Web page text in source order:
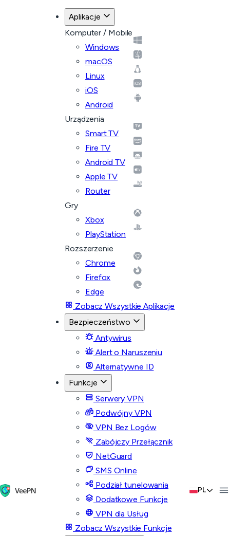
Aplikacje
Komputer / Mobile
Windows
macOS
Linux
iOS
Android
Urządzenia
Smart TV
Fire TV
Android TV
Apple TV
Router
Gry
Xbox
PlayStation
Rozszerzenie
Chrome
Firefox
Edge
Zobacz Wszystkie Aplikacje
Bezpieczeństwo
Antywirus
Alert o Naruszeniu
Alternatywne ID
Funkcje
Serwery VPN
Podwójny VPN
VPN Bez Logów
Zabójczy Przełącznik
NetGuard
SMS Online
Podział tunelowania
Dodatkowe Funkcje
VPN dla Usług
Zobacz Wszystkie Funkcje
PL